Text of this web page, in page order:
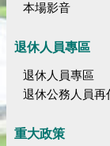
本場影音
退休人員專區
退休人員專區
退休公務人員再
重大政策